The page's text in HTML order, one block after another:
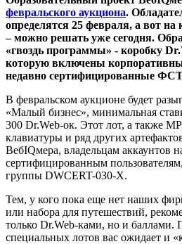
февральского аукциона.
определятся 25 февраля, а вот на
– можно решать уже сегодня.
«гвоздь программы» - коробку
которую включены
недавно сертифицированные
В февральском аукционе будет
«Малый бизнес», минимальная
300 Dr.Web-ок. Этот лот, а также
клавиатуры и ряд других
ВебIQмера, владельцам аккаунтов
сертифицированным
группы DWCERT-030-X.
Тем, у кого пока еще нет наших
или набора для путешествий,
только Dr.Web-ками, но и баллами.
специальных лотов вас ожидает и